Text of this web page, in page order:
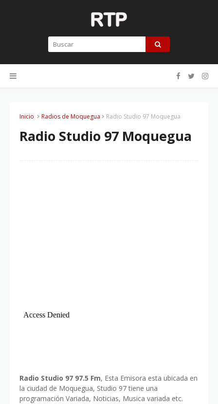
Inicio Radios de Moquegua Radio Studio 97 Moquegua
Radio Studio 97 Moquegua
Radio Studio 97 97.5 Fm, Esta Emisora esta ubicada en
la ciudad de Moquegua, Studio 97 tiene una
programación Variada, Noticias, Musica variada etc.